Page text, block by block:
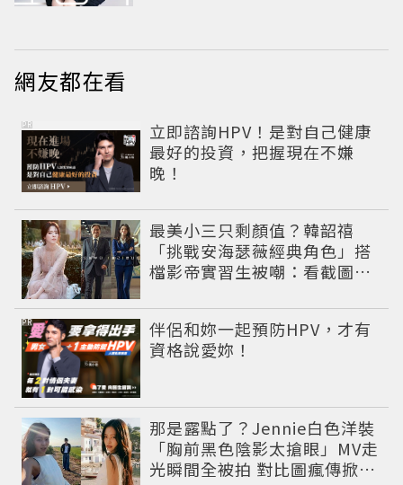
網友都在看
立即諮詢HPV！是對自己健康
最好的投資，把握現在不嫌
晚！
PR
最美小三只剩顏值？韓韶禧
「挑戰安海瑟薇經典角色」搭
檔影帝實習生被嘲：看截圖就
伴侶和妳一起預防HPV，才有
資格說愛妳！
PR
那是露點了？Jennie白色洋裝
「胸前黑色陰影太搶眼」MV走
光瞬間全被拍 對比圖瘋傳掀論